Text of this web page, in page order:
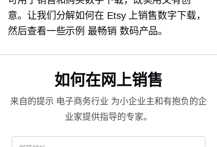
意。让我们分解如何在 Etsy 上销售数字下载，
然后查看一些示例 最畅销 数码产品。
如何在网上销售
来自的提示 电子商务行业 为小企业主和有抱负的企
业家提供指导的专家。